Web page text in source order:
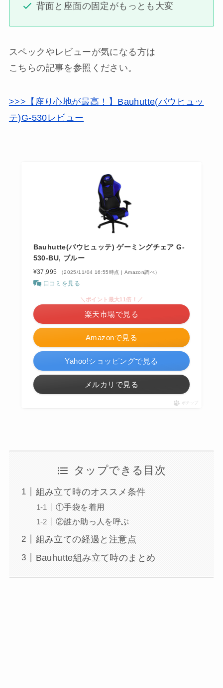
背面と座面の固定がもっとも大変
スペックやレビューが気になる方は
こちらの記事を参照ください。
>>>【座り心地が最高！】Bauhutte(バウヒュッ
テ)G-530レビュー
Bauhutte(バウヒュッテ) ゲーミングチェア G-
530-BU, ブルー
¥37,995 （2025/11/04 16:55時点 | Amazon調べ）
口コミを見る
Amazonで見る
＼ポイント最大11倍！／
楽天市場で見る
Yahoo!ショッピングで見る
メルカリで見る
ポチップ
タップできる目次
組み立て時のオススメ条件
①手袋を着用
②誰か助っ人を呼ぶ
組み立ての経過と注意点
Bauhutte組み立て時のまとめ